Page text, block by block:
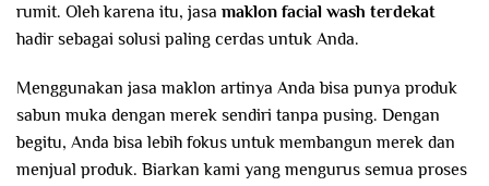
rumit. Oleh karena itu, jasa maklon facial wash terdekat
hadir sebagai solusi paling cerdas untuk Anda.
Menggunakan jasa maklon artinya Anda bisa punya produk
sabun muka dengan merek sendiri tanpa pusing. Dengan
begitu, Anda bisa lebih fokus untuk membangun merek dan
menjual produk. Biarkan kami yang mengurus semua proses